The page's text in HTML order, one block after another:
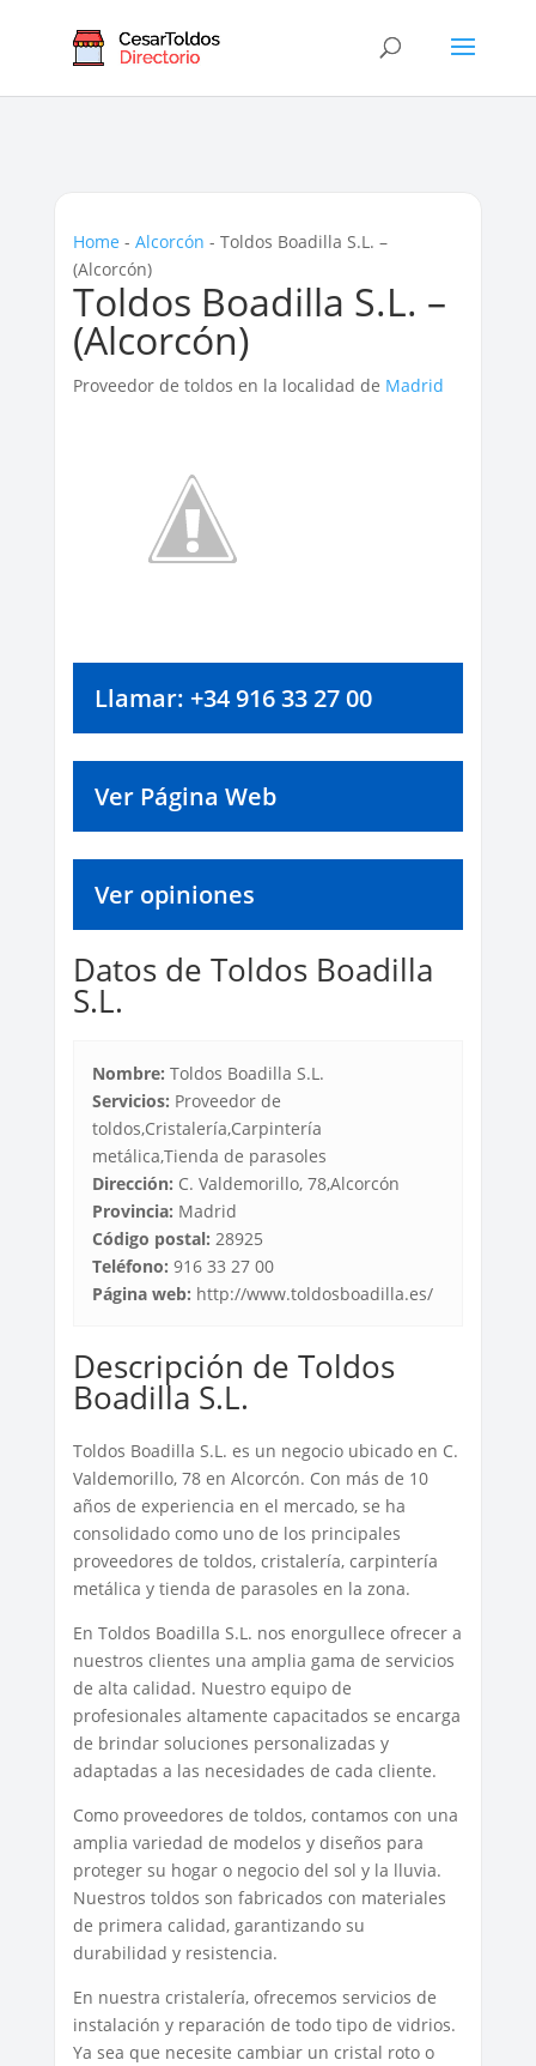
Home - Alcorcón - Toldos Boadilla S.L. –
(Alcorcón)
Toldos Boadilla S.L. –
(Alcorcón)
Proveedor de toldos en la localidad de Madrid
Llamar: +34 916 33 27 00
Ver Página Web
Ver opiniones
Datos de Toldos Boadilla
S.L.
Nombre: Toldos Boadilla S.L.
Servicios: Proveedor de
toldos,Cristalería,Carpintería
metálica,Tienda de parasoles
Dirección: C. Valdemorillo, 78,Alcorcón
Provincia: Madrid
Código postal: 28925
Teléfono: 916 33 27 00
Página web: http://www.toldosboadilla.es/
Descripción de Toldos
Boadilla S.L.
Toldos Boadilla S.L. es un negocio ubicado en C.
Valdemorillo, 78 en Alcorcón. Con más de 10
años de experiencia en el mercado, se ha
consolidado como uno de los principales
proveedores de toldos, cristalería, carpintería
metálica y tienda de parasoles en la zona.
En Toldos Boadilla S.L. nos enorgullece ofrecer a
nuestros clientes una amplia gama de servicios
de alta calidad. Nuestro equipo de
profesionales altamente capacitados se encarga
de brindar soluciones personalizadas y
adaptadas a las necesidades de cada cliente.
Como proveedores de toldos, contamos con una
amplia variedad de modelos y diseños para
proteger su hogar o negocio del sol y la lluvia.
Nuestros toldos son fabricados con materiales
de primera calidad, garantizando su
durabilidad y resistencia.
En nuestra cristalería, ofrecemos servicios de
instalación y reparación de todo tipo de vidrios.
Ya sea que necesite cambiar un cristal roto o